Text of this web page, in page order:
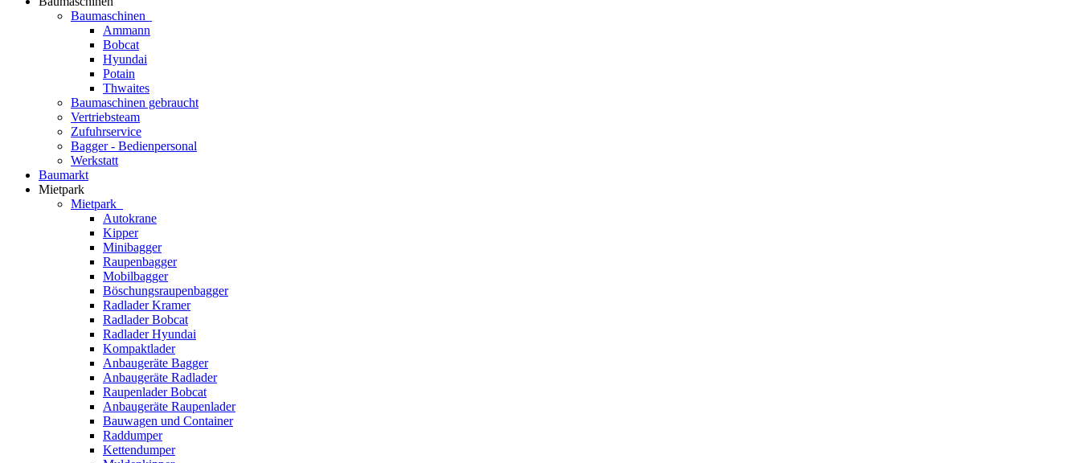
Baumaschinen
Ammann
Bobcat
Hyundai
Potain
Thwaites
Baumaschinen gebraucht
Vertriebsteam
Zufuhrservice
Bagger - Bedienpersonal
Werkstatt
Baumarkt
Mietpark
Mietpark
Autokrane
Kipper
Minibagger
Raupenbagger
Mobilbagger
Böschungsraupenbagger
Radlader Kramer
Radlader Bobcat
Radlader Hyundai
Kompaktlader
Anbaugeräte Bagger
Anbaugeräte Radlader
Raupenlader Bobcat
Anbaugeräte Raupenlader
Bauwagen und Container
Raddumper
Kettendumper